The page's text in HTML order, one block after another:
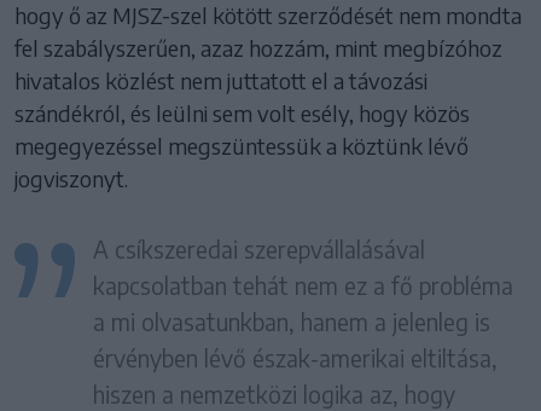
hogy ő az MJSZ-szel kötött szerződését nem mondta
fel szabályszerűen, azaz hozzám, mint megbízóhoz
hivatalos közlést nem juttatott el a távozási
szándékról, és leülni sem volt esély, hogy közös
megegyezéssel megszüntessük a köztünk lévő
jogviszonyt.
A csíkszeredai szerepvállalásával
kapcsolatban tehát nem ez a fő probléma
a mi olvasatunkban, hanem a jelenleg is
érvényben lévő észak-amerikai eltiltása,
hiszen a nemzetközi logika az, hogy